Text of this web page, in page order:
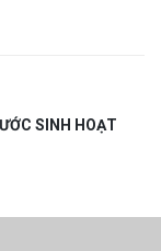
SINH HOẠT